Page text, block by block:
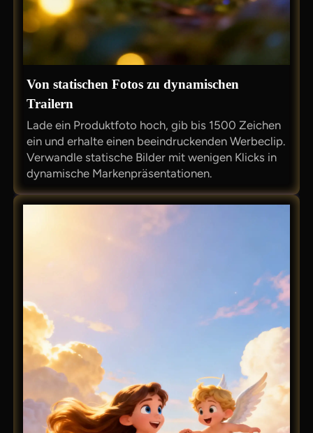
Von statischen Fotos zu dynamischen
Trailern
Lade ein Produktfoto hoch, gib bis 1500 Zeichen
ein und erhalte einen beeindruckenden Werbeclip.
Verwandle statische Bilder mit wenigen Klicks in
dynamische Markenpräsentationen.